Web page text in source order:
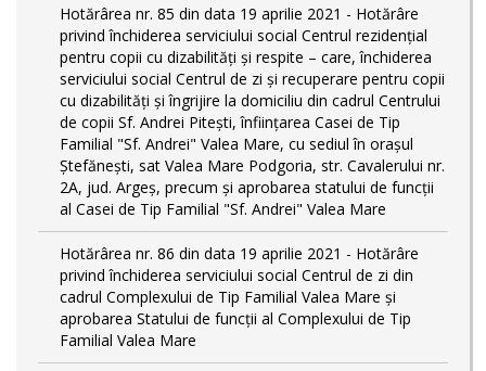
Hotărârea nr. 85 din data 19 aprilie 2021 - Hotărâre
privind închiderea serviciului social Centrul rezidenţial
pentru copii cu dizabilităţi și respite – care, închiderea
serviciului social Centrul de zi și recuperare pentru copii
cu dizabilități și îngrijire la domiciliu din cadrul Centrului
de copii Sf. Andrei Pitești, înființarea Casei de Tip
Familial "Sf. Andrei" Valea Mare, cu sediul în orașul
Ștefănești, sat Valea Mare Podgoria, str. Cavalerului nr.
2A, jud. Argeș, precum și aprobarea statului de funcții
al Casei de Tip Familial "Sf. Andrei" Valea Mare
Hotărârea nr. 86 din data 19 aprilie 2021 - Hotărâre
privind închiderea serviciului social Centrul de zi din
cadrul Complexului de Tip Familial Valea Mare și
aprobarea Statului de funcții al Complexului de Tip
Familial Valea Mare